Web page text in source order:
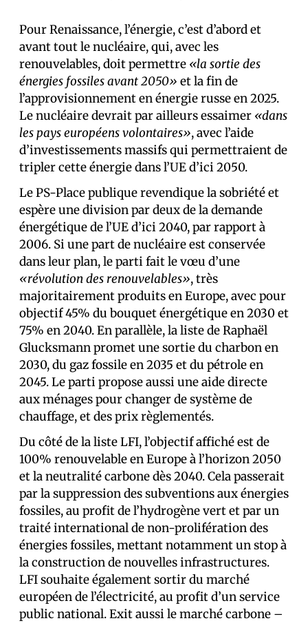
Pour Renaissance, l’énergie, c’est d’abord et
avant tout le nucléaire, qui, avec les
renouvelables, doit permettre «la sortie des
énergies fossiles avant 2050» et la fin de
l’approvisionnement en énergie russe en 2025.
Le nucléaire devrait par ailleurs essaimer «dans
les pays européens volontaires», avec l’aide
d’investissements massifs qui permettraient de
tripler cette énergie dans l’UE d’ici 2050.
Le PS-Place publique revendique la sobriété et
espère une division par deux de la demande
énergétique de l’UE d’ici 2040, par rapport à
2006. Si une part de nucléaire est conservée
dans leur plan, le parti fait le vœu d’une
«révolution des renouvelables», très
majoritairement produits en Europe, avec pour
objectif 45% du bouquet énergétique en 2030 et
75% en 2040. En parallèle, la liste de Raphaël
Glucksmann promet une sortie du charbon en
2030, du gaz fossile en 2035 et du pétrole en
2045. Le parti propose aussi une aide directe
aux ménages pour changer de système de
chauffage, et des prix règlementés.
Du côté de la liste LFI, l’objectif affiché est de
100% renouvelable en Europe à l’horizon 2050
et la neutralité carbone dès 2040. Cela passerait
par la suppression des subventions aux énergies
fossiles, au profit de l’hydrogène vert et par un
traité international de non-prolifération des
énergies fossiles, mettant notamment un stop à
la construction de nouvelles infrastructures.
LFI souhaite également sortir du marché
européen de l’électricité, au profit d’un service
public national. Exit aussi le marché carbone –